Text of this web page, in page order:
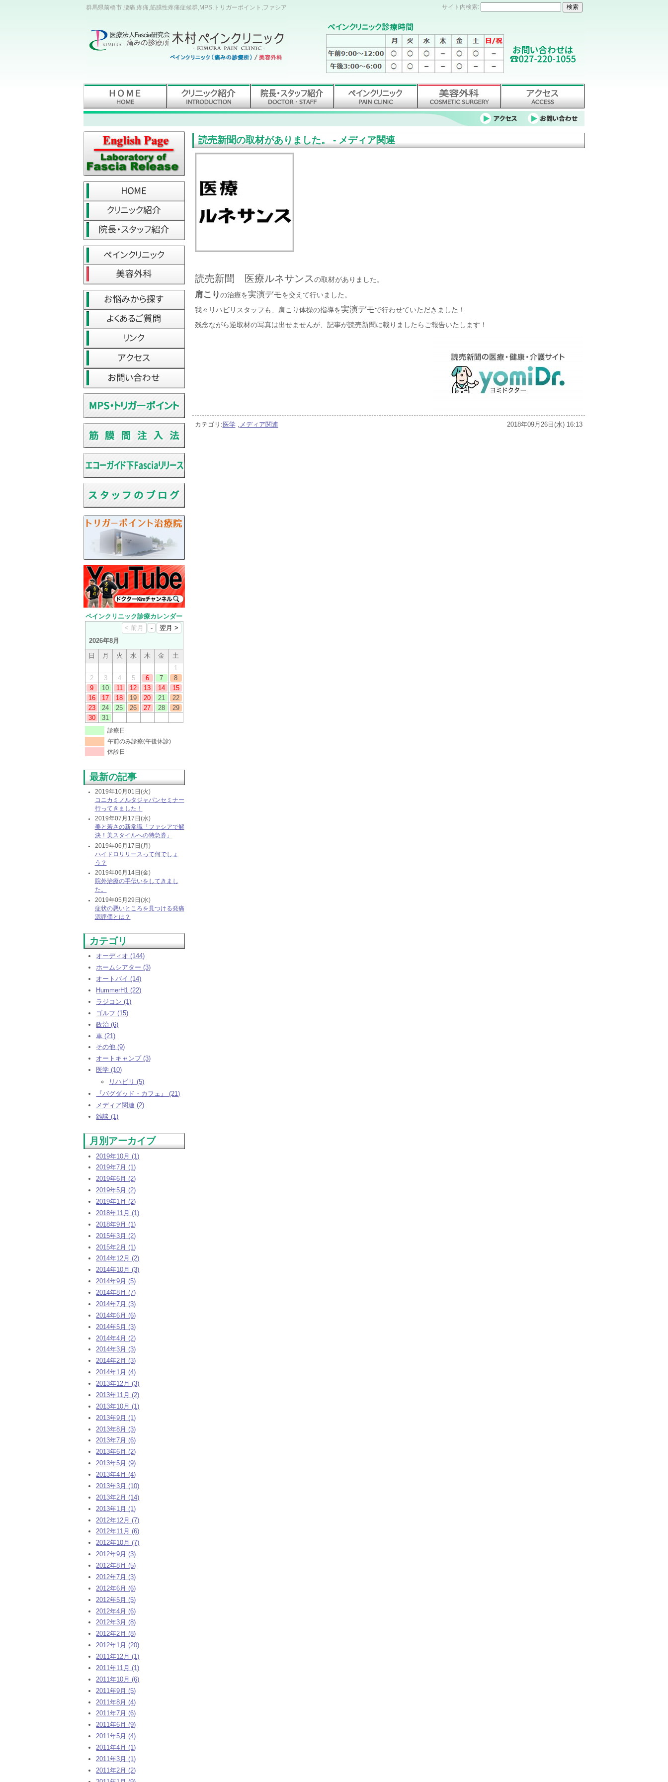
群馬県前橋市 腰痛,疼痛,筋膜性疼痛症候群,MPS,トリガーポイント,ファシア サイト内検索:
ペインクリニック診療カレンダー
2026年8月
日
月 火 水 木 金
土
1
2
3 4 5 6 7
8
9
10 11 12 13 14
15
16
17 18 19 20 21
22
23
24 25 26 27 28
29
30
31
診療日
午前のみ診療(午後休診)
休診日
最新の記事
2019年10月01日(火)
コニカミノルタジャパンセミナー
行ってきました！
2019年07月17日(水)
美と若さの新常識「ファシアで解
決！美スタイルへの特急券」
2019年06月17日(月)
ハイドロリリースって何でしょ
う？
2019年06月14日(金)
院外治療の手伝いをしてきまし
た。
2019年05月29日(水)
症状の悪いところを見つける発痛
源評価とは？
カテゴリ
オーディオ (144)
ホームシアター (3)
オートバイ (14)
HummerH1 (22)
ラジコン (1)
ゴルフ (15)
政治 (6)
車 (21)
その他 (9)
オートキャンプ (3)
医学 (10)
リハビリ (5)
『バグダッド・カフェ』 (21)
メディア関連 (2)
雑談 (1)
月別アーカイブ
2019年10月 (1)
2019年7月 (1)
2019年6月 (2)
2019年5月 (2)
2019年1月 (2)
2018年11月 (1)
2018年9月 (1)
2015年3月 (2)
2015年2月 (1)
2014年12月 (2)
2014年10月 (3)
2014年9月 (5)
2014年8月 (7)
2014年7月 (3)
2014年6月 (6)
2014年5月 (3)
2014年4月 (2)
2014年3月 (3)
2014年2月 (3)
2014年1月 (4)
2013年12月 (3)
2013年11月 (2)
2013年10月 (1)
2013年9月 (1)
2013年8月 (3)
2013年7月 (6)
2013年6月 (2)
2013年5月 (9)
2013年4月 (4)
2013年3月 (10)
2013年2月 (14)
2013年1月 (1)
2012年12月 (7)
2012年11月 (6)
2012年10月 (7)
2012年9月 (3)
2012年8月 (5)
2012年7月 (3)
2012年6月 (6)
2012年5月 (5)
2012年4月 (6)
2012年3月 (8)
2012年2月 (8)
2012年1月 (20)
2011年12月 (1)
2011年11月 (1)
2011年10月 (6)
2011年9月 (5)
2011年8月 (4)
2011年7月 (6)
2011年6月 (9)
2011年5月 (4)
2011年4月 (1)
2011年3月 (1)
2011年2月 (2)
読売新聞の取材がありました。 - メディア関連
読売新聞 医療ルネサンスの取材がありました。
肩こりの治療を実演デモを交えて行いました。
我々リハビリスタッフも、肩こり体操の指導を実演デモで行わせていただきました！
残念ながら逆取材の写真は出せませんが、記事が読売新聞に載りましたらご報告いたします！
カテゴリ: 医学, メディア関連 2018年09月26日(水) 16:13